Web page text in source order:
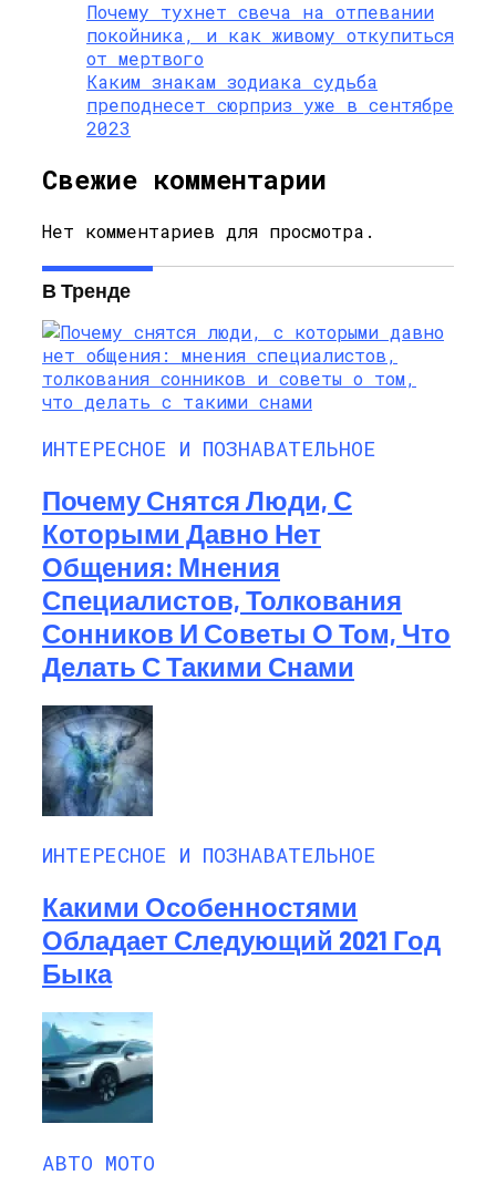
Почему тухнет свеча на отпевании
покойника, и как живому откупиться
от мертвого
Каким знакам зодиака судьба
преподнесет сюрприз уже в сентябре
2023
Свежие комментарии
Нет комментариев для просмотра.
В Тренде
ИНТЕРЕСНОЕ И ПОЗНАВАТЕЛЬНОЕ
Почему Снятся Люди, С
Которыми Давно Нет
Общения: Мнения
Специалистов, Толкования
Сонников И Советы О Том, Что
Делать С Такими Снами
ИНТЕРЕСНОЕ И ПОЗНАВАТЕЛЬНОЕ
Какими Особенностями
Обладает Следующий 2021 Год
Быка
АВТО МОТО